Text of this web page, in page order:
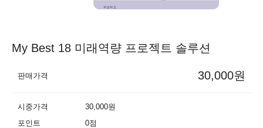
My Best 18 미래역량 프로젝트 솔루션
판매가격 30,000원
시중가격
30,000원
포인트
0점